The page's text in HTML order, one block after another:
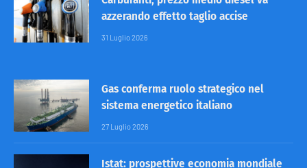
azzerando effetto taglio accise
31 Luglio 2026
Gas conferma ruolo strategico nel
sistema energetico italiano
27 Luglio 2026
Istat: prospettive economia mondiale